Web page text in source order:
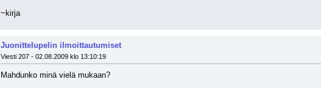
~kirja
Juonittelupelin ilmoittautumiset
Viesti 207 - 02.08.2009 klo 13:10:19
Mahdunko minä vielä mukaan?